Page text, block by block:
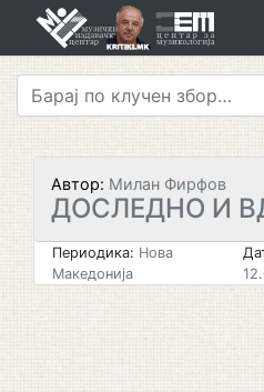
Автор: Милан Фирфов
ДОСЛЕДНО И
Периодика: Нова
Македонија